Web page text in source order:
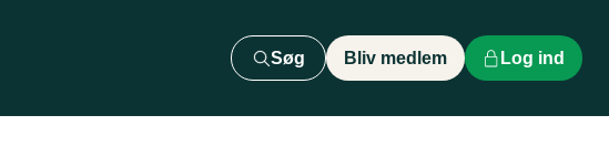
Søg Bliv medlem Log ind